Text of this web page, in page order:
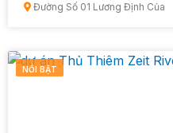
Đường Số 01 Lương Định Của
NỔI BẬT